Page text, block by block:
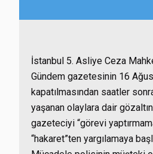
İstanbul 5. Asliye Ceza
Gündem gazetesinin 16
kapatılmasından saatler
yaşanan olaylara dair
gazeteciyi “görevi
“hakaret”ten yargılamaya